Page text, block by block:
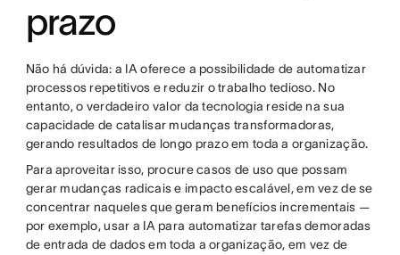
prazo
Não há dúvida: a IA oferece a possibilidade de automatizar
processos repetitivos e reduzir o trabalho tedioso. No
entanto, o verdadeiro valor da tecnologia reside na sua
capacidade de catalisar mudanças transformadoras,
gerando resultados de longo prazo em toda a organização.
Para aproveitar isso, procure casos de uso que possam
gerar mudanças radicais e impacto escalável, em vez de se
concentrar naqueles que geram benefícios incrementais —
por exemplo, usar a IA para automatizar tarefas demoradas
de entrada de dados em toda a organização, em vez de